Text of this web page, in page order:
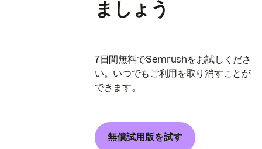
ましょう
7日間無料でSemrushをお試しくださ
い。いつでもご利用を取り消すことが
できます。
無償試用版を試す